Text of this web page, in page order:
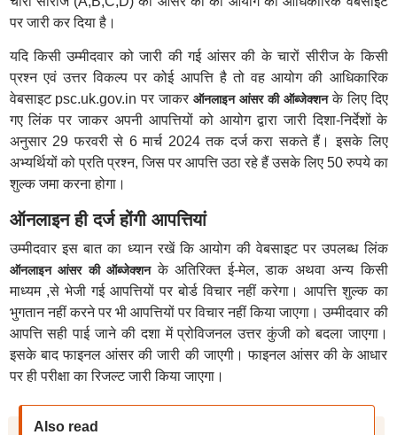
पर जारी कर दिया है।
यदि किसी उम्मीदवार को जारी की गई आंसर की के चारों सीरीज के किसी
प्रश्न एवं उत्तर विकल्प पर कोई आपत्ति है तो वह आयोग की आधिकारिक
वेबसाइट psc.uk.gov.in पर जाकरऑनलाइन आंसर की ऑब्जेक्शनके लिए दिए
गए लिंक पर जाकर अपनी आपत्तियों को आयोग द्वारा जारी दिशा-निर्देशों के
अनुसार 29 फरवरी से 6 मार्च 2024 तक दर्ज करा सकते हैं। इसके लिए
अभ्यर्थियों को प्रति प्रश्न, जिस पर आपत्ति उठा रहे हैं उसके लिए 50 रुपये का
शुल्क जमा करना होगा।
ऑनलाइन ही दर्ज होंगी आपत्तियां
उम्मीदवार इस बात का ध्यान रखें कि आयोग की वेबसाइट पर उपलब्ध लिंक
ऑनलाइन आंसर की ऑब्जेक्शनके अतिरिक्त ई-मेल, डाक अथवा अन्य किसी
माध्यम ,से भेजी गई आपत्तियों पर बोर्ड विचार नहीं करेगा। आपत्ति शुल्क का
भुगतान नहीं करने पर भी आपत्तियों पर विचार नहीं किया जाएगा। उम्मीदवार की
आपत्ति सही पाई जाने की दशा में प्रोविजनल उत्तर कुंजी को बदला जाएगा।
इसके बाद फाइनल आंसर की जारी की जाएगी। फाइनल आंसर की के आधार
पर ही परीक्षा का रिजल्ट जारी किया जाएगा।
Also read